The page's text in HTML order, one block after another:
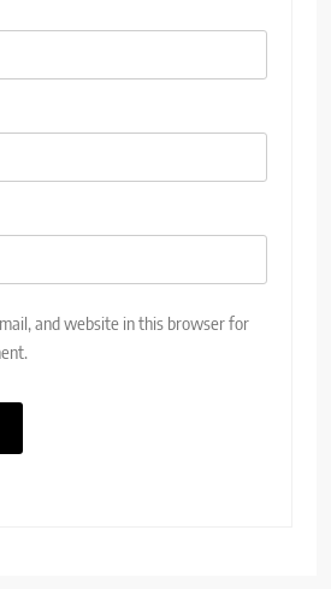
and website in this browser for